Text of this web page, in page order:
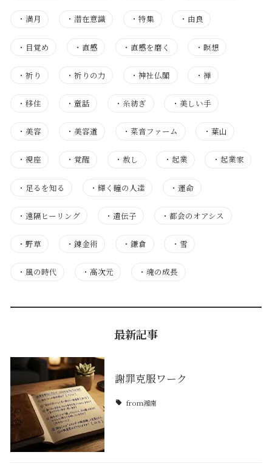
・ 満月 ・潜在意識 ・特集 ・ 由良
・ 目覚め ・ 直感 ・ 直感を磨く ・ 瞑想
・ 祈り ・祈りの力 ・神社仏閣 ・ 禅
・ 移住 ・童話 ・ 糸紡ぎ ・ 美しい手
・ 美容 ・美容道 ・菜音ファーム ・ 葉山
・ 視座 ・覚醒 ・ 赦し ・ 起業 ・ 起業家
・ 足るを知る ・輝く瞳の人達 ・運命
・ 遠隔ヒーリング ・遺伝子 ・都会のオアシス
・ 野草 ・錬金術 ・鎌倉 ・ 雪
・ 風の時代 ・高次元 ・魂の成長
最新記事
謝罪克服ワーク
from湘南